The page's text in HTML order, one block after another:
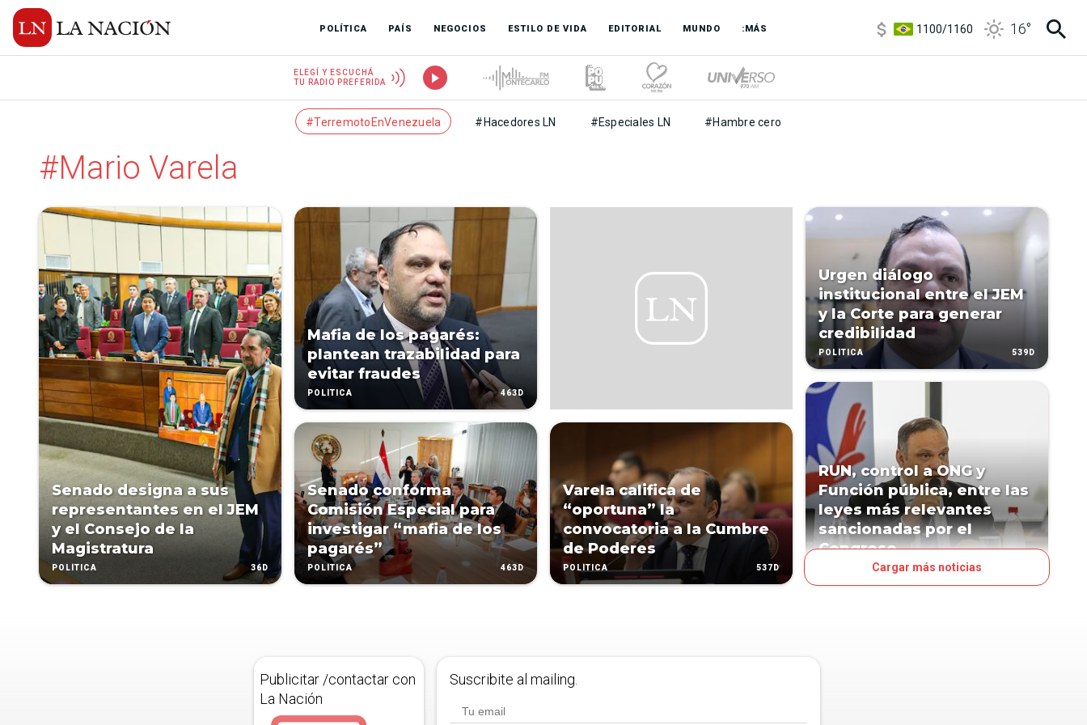
POLÍTICA PAÍS NEGOCIOS ESTILO DE VIDA EDITORIAL MUNDO :MÁS
1100/1160
16°
ELEGÍ Y ESCUCHÁ
TU RADIO PREFERIDA
#TerremotoEnVenezuela #Hacedores LN #Especiales LN #Hambre cero
#Mario Varela
Senado designa a sus
representantes en el JEM
y el Consejo de la
Magistratura
POLÍTICA 36D
Mafia de los pagarés:
plantean trazabilidad para
evitar fraudes
POLÍTICA 463D
Senado conforma
Comisión Especial para
investigar “mafia de los
pagarés”
POLÍTICA 463D
Varela califica de
“oportuna” la
convocatoria a la Cumbre
de Poderes
POLÍTICA 537D
Urgen diálogo
institucional entre el JEM
y la Corte para generar
credibilidad
POLÍTICA 539D
RUN, control a ONG y
Función pública, entre las
leyes más relevantes
sancionadas por el
Congreso
Cargar más noticias
Publicitar /contactar con
La Nación
Suscribite al mailing.